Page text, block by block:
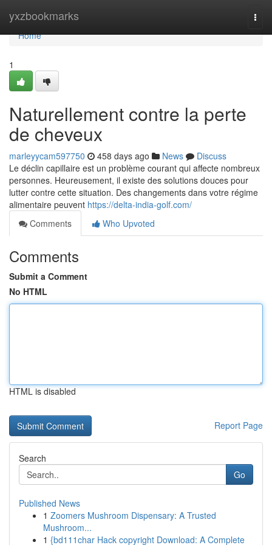
yxzbookmarks
Home
Home
1
Naturellement contre la perte
de cheveux
marleyycam597750 458 days ago News
Discuss
Le déclin capillaire est un problème courant qui affecte nombreux
personnes. Heureusement, il existe des solutions douces pour
lutter contre cette situation. Des changements dans votre régime
alimentaire peuvent https://delta-india-golf.com/
Comments
Who Upvoted
Comments
Submit a Comment
No HTML
HTML is disabled
Report Page
Search
Go
Published News
1 Zoomers Mushroom Dispensary: A Trusted
Mushroom...
1 {bd111char Hack copyright Download: A Complete